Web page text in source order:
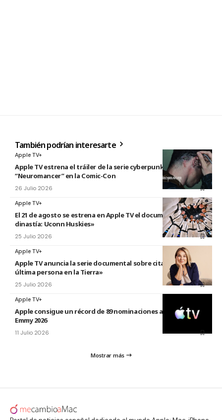
También podrían interesarte
Apple TV+
Apple TV estrena el tráiler de la serie cyberpunk
“Neuromancer” en la Comic-Con
26 Julio 2026
Apple TV+
El 21 de agosto se estrena en Apple TV el documental «La
dinastía: Uconn Huskies»
25 Julio 2026
Apple TV+
Apple TV anuncia la serie documental sobre citas titulada «La
última persona en la Tierra»
25 Julio 2026
Apple TV+
Apple consigue un récord de 89 nominaciones a los premios
Emmy 2026
11 Julio 2026
Mostrar más